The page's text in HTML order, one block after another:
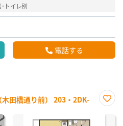
･トイレ別
電話する
田橋通り前） 203・2DK-
に入